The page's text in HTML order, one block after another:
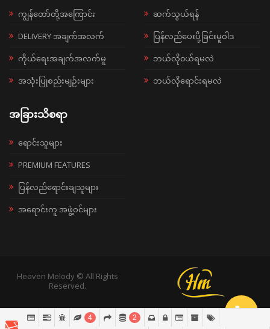
ကျွန်တော်တို့အကြောင်း
DELIVERY အချက်အလက်
ကိုယ်ရေးအချက်အလက်မူ
အသုံးပြုစည်းမျဉ်းများ
ဆက်သွယ်ရန်
ပြန်လည်ပေးပို့ခြင်းမူဝါဒ
ဘယ်လို၀ယ်ရမလဲ
ဘယ်လိုရောင်းရမလဲ
အခြားသိစရာ
ရောင်းသူများ
PREMIUM FEATURES
ပြန်လည်ရောင်းချသူများ
အရောင်းကူ အဖွဲ့ဝင်များ
Heaven Melody © All Rights
Reserved.
4 2